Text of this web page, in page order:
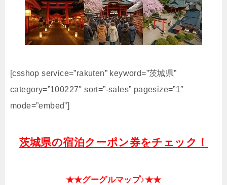
[csshop service=”rakuten” keyword=”茨城県”
category=”100227″ sort=”-sales” pagesize=”1″
mode=”embed”]
茨城県の宿泊クーポン券をチェック！
★★グーグルマップ♪★★